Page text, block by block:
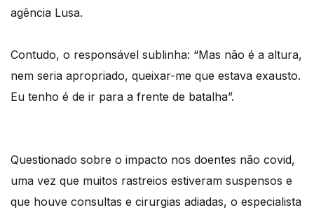
agência Lusa.
Contudo, o responsável sublinha: “Mas não é a altura,
nem seria apropriado, queixar-me que estava exausto.
Eu tenho é de ir para a frente de batalha”.
Questionado sobre o impacto nos doentes não covid,
uma vez que muitos rastreios estiveram suspensos e
que houve consultas e cirurgias adiadas, o especialista